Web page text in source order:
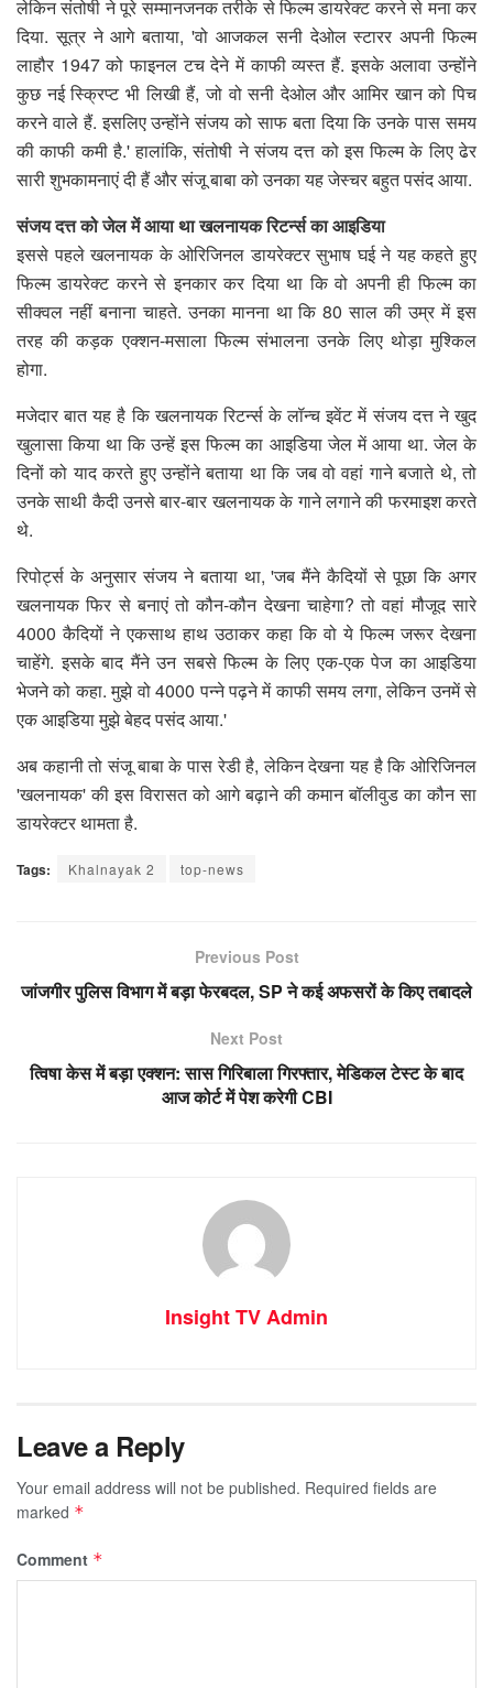
लेकिन संतोषी ने पूरे सम्मानजनक तरीके से फिल्म डायरेक्ट करने से मना कर
दिया. सूत्र ने आगे बताया, 'वो आजकल सनी देओल स्टारर अपनी फिल्म
लाहौर 1947 को फाइनल टच देने में काफी व्यस्त हैं. इसके अलावा उन्होंने
कुछ नई स्क्रिप्ट भी लिखी हैं, जो वो सनी देओल और आमिर खान को पिच
करने वाले हैं. इसलिए उन्होंने संजय को साफ बता दिया कि उनके पास समय
की काफी कमी है.' हालांकि, संतोषी ने संजय दत्त को इस फिल्म के लिए ढेर
सारी शुभकामनाएं दी हैं और संजू बाबा को उनका यह जेस्चर बहुत पसंद आया.
संजय दत्त को जेल में आया था खलनायक रिटर्न्स का आइडिया
इससे पहले खलनायक के ओरिजिनल डायरेक्टर सुभाष घई ने यह कहते हुए
फिल्म डायरेक्ट करने से इनकार कर दिया था कि वो अपनी ही फिल्म का
सीक्वल नहीं बनाना चाहते. उनका मानना था कि 80 साल की उम्र में इस
तरह की कड़क एक्शन-मसाला फिल्म संभालना उनके लिए थोड़ा मुश्किल
होगा.
मजेदार बात यह है कि खलनायक रिटर्न्स के लॉन्च इवेंट में संजय दत्त ने खुद
खुलासा किया था कि उन्हें इस फिल्म का आइडिया जेल में आया था. जेल के
दिनों को याद करते हुए उन्होंने बताया था कि जब वो वहां गाने बजाते थे, तो
उनके साथी कैदी उनसे बार-बार खलनायक के गाने लगाने की फरमाइश करते
थे.
रिपोर्ट्स के अनुसार संजय ने बताया था, 'जब मैंने कैदियों से पूछा कि अगर
खलनायक फिर से बनाएं तो कौन-कौन देखना चाहेगा? तो वहां मौजूद सारे
4000 कैदियों ने एकसाथ हाथ उठाकर कहा कि वो ये फिल्म जरूर देखना
चाहेंगे. इसके बाद मैंने उन सबसे फिल्म के लिए एक-एक पेज का आइडिया
भेजने को कहा. मुझे वो 4000 पन्ने पढ़ने में काफी समय लगा, लेकिन उनमें से
एक आइडिया मुझे बेहद पसंद आया.'
अब कहानी तो संजू बाबा के पास रेडी है, लेकिन देखना यह है कि ओरिजिनल
'खलनायक' की इस विरासत को आगे बढ़ाने की कमान बॉलीवुड का कौन सा
डायरेक्टर थामता है.
Tags: Khalnayak 2 top-news
Previous Post
जांजगीर पुलिस विभाग में बड़ा फेरबदल, SP ने कई अफसरों के किए तबादले
Next Post
त्विषा केस में बड़ा एक्शन: सास गिरिबाला गिरफ्तार, मेडिकल टेस्ट के बाद
आज कोर्ट में पेश करेगी CBI
Insight TV Admin
Leave a Reply
Your email address will not be published. Required fields are
marked *
Comment *